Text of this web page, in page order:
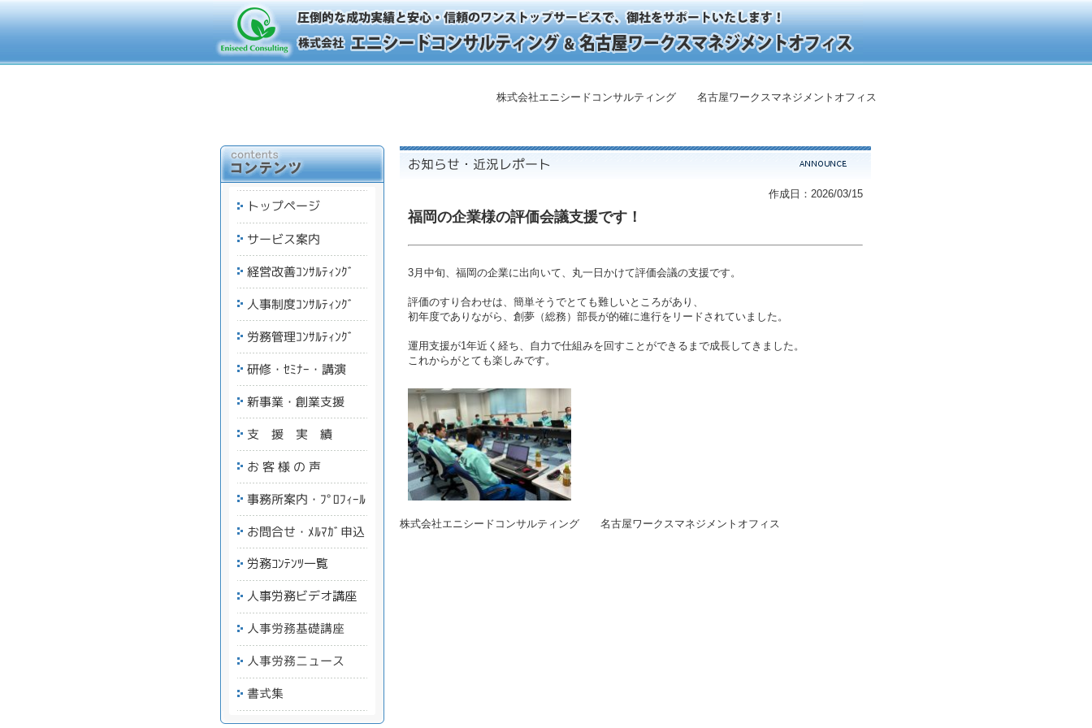
株式会社エニシードコンサルティング 名古屋ワークスマネジメントオフィス
作成日：2026/03/15
福岡の企業様の評価会議支援です！
3月中旬、福岡の企業に出向いて、丸一日かけて評価会議の支援です。
評価のすり合わせは、簡単そうでとても難しいところがあり、
初年度でありながら、創夢（総務）部長が的確に進行をリードされていました。
運用支援が1年近く経ち、自力で仕組みを回すことができるまで成長してきました。
これからがとても楽しみです。
株式会社エニシードコンサルティング 名古屋ワークスマネジメントオフィス